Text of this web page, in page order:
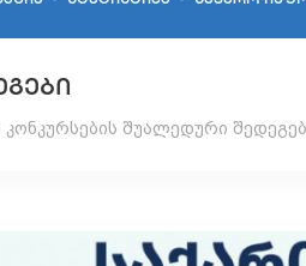
კონკურსების შუალედური